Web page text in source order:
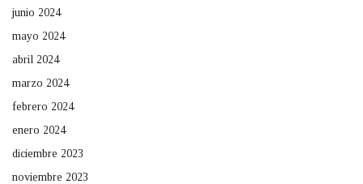
junio 2024
mayo 2024
abril 2024
marzo 2024
febrero 2024
enero 2024
diciembre 2023
noviembre 2023